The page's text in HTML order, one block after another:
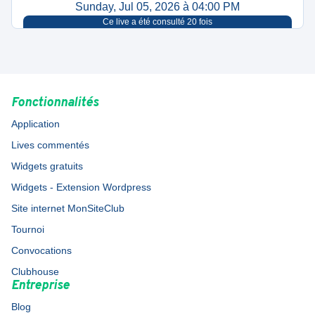
Sunday, Jul 05, 2026 à 04:00 PM
Ce live a été consulté 20 fois
Fonctionnalités
Application
Lives commentés
Widgets gratuits
Widgets - Extension Wordpress
Site internet MonSiteClub
Tournoi
Convocations
Clubhouse
Entreprise
Blog